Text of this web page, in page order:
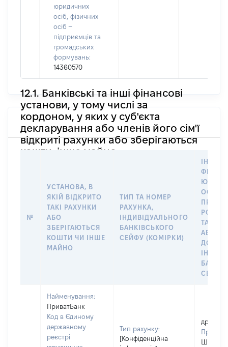
юридичних
осіб, фізичних
осіб –
підприємців та
громадських
формувань:
14360570
12.1. Банківські та інші фінансові
установи, у тому числі за
кордоном, у яких у суб'єкта
декларування або членів його сім'ї
відкриті рахунки або зберігаються
кошти, інше майно
№
УСТАНОВА, В
ЯКІЙ ВІДКРИТО
ТАКІ РАХУНКИ
АБО
ЗБЕРІГАЮТЬСЯ
КОШТИ ЧИ ІНШЕ
МАЙНО
ТИП ТА НОМЕР
РАХУНКА,
ІНДИВІДУАЛЬНОГО
БАНКІВСЬКОГО
СЕЙФУ (КОМІРКИ)
ПРАВО
ТАКИМ
АБО
ДО
СЕЙФУ
Найменування:
ПриватБанк
Код в Єдиному
державному
реєстрі
Тип рахунку:
[Конфіденційна
дружина